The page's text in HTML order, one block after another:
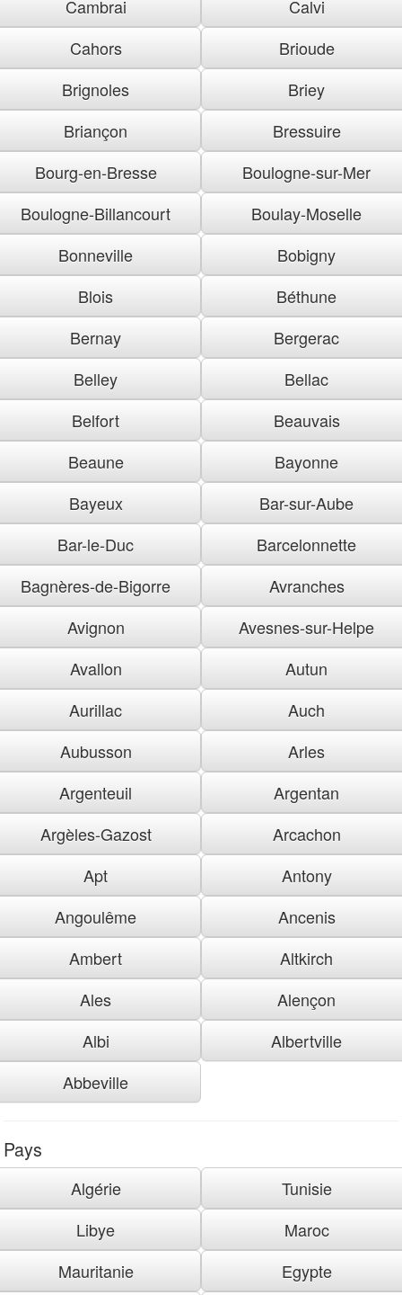
Cambrai
Calvi
Cahors
Brioude
Brignoles
Briey
Briançon
Bressuire
Bourg-en-Bresse
Boulogne-sur-Mer
Boulogne-Billancourt
Boulay-Moselle
Bonneville
Bobigny
Blois
Béthune
Bernay
Bergerac
Belley
Bellac
Belfort
Beauvais
Beaune
Bayonne
Bayeux
Bar-sur-Aube
Bar-le-Duc
Barcelonnette
Bagnères-de-Bigorre
Avranches
Avignon
Avesnes-sur-Helpe
Avallon
Autun
Aurillac
Auch
Aubusson
Arles
Argenteuil
Argentan
Argèles-Gazost
Arcachon
Apt
Antony
Angoulême
Ancenis
Ambert
Altkirch
Ales
Alençon
Albi
Albertville
Abbeville
Pays
Algérie
Tunisie
Libye
Maroc
Mauritanie
Egypte